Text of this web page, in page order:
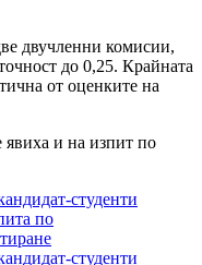
двучленни комисии,
до 0,25. Крайната
от оценките на
явиха и на изпит по